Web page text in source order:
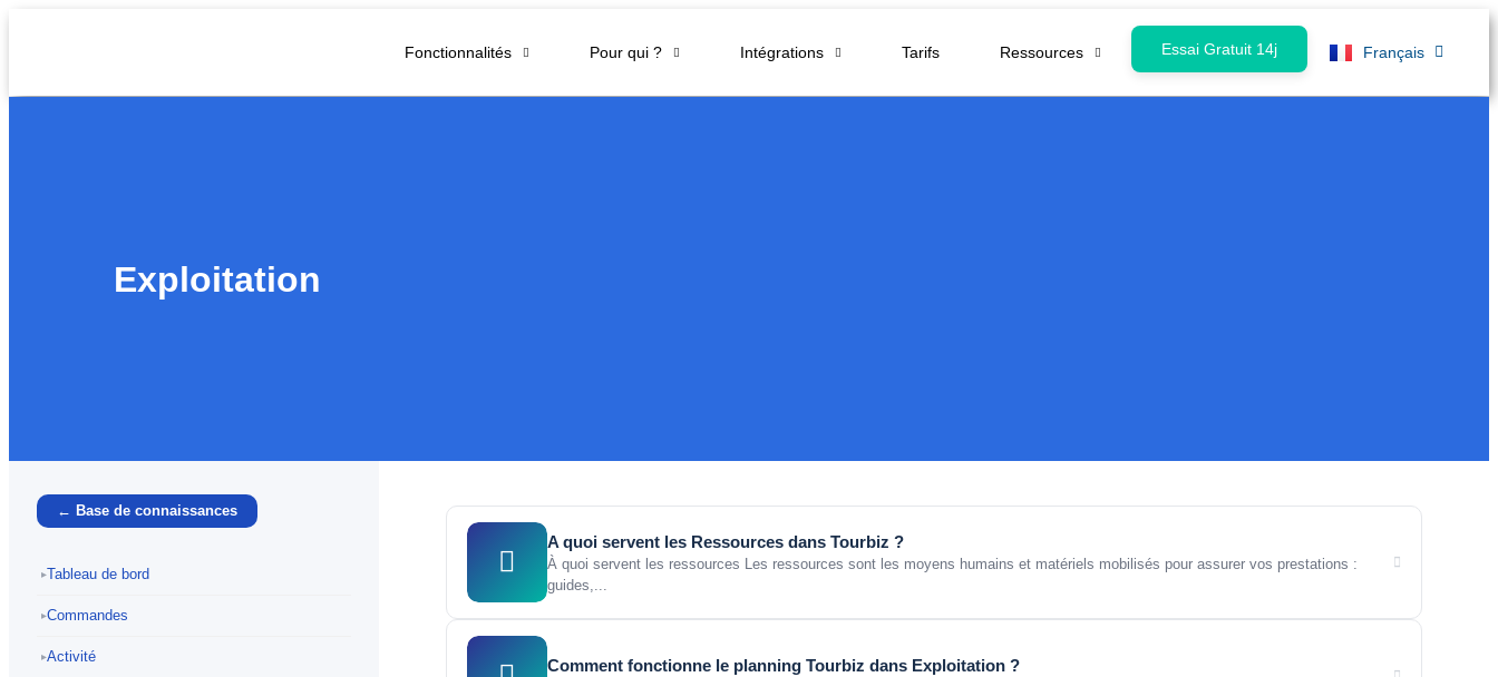
Fonctionnalités Pour qui ? Intégrations Tarifs Ressources Essai Gratuit 14j Français
English
Exploitation
← Base de connaissances
▸Tableau de bord
▸Commandes
▸Activité
A quoi servent les Ressources dans Tourbiz ?
À quoi servent les ressources Les ressources sont les moyens humains et matériels mobilisés pour assurer vos prestations :
guides,...
Comment fonctionne le planning Tourbiz dans Exploitation ?